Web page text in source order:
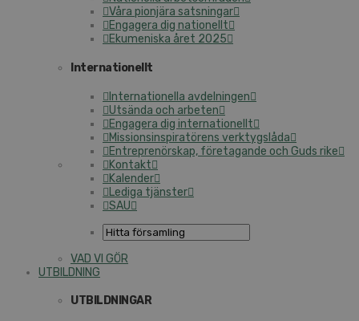
Våra pionjära satsningar
Engagera dig nationellt
Ekumeniska året 2025
Internationellt
Internationella avdelningen
Utsända och arbeten
Engagera dig internationellt
Missionsinspiratörens verktygslåda
Entreprenörskap, företagande och Guds rike
Kontakt
Kalender
Lediga tjänster
SAU
VAD VI GÖR
UTBILDNING
UTBILDNINGAR